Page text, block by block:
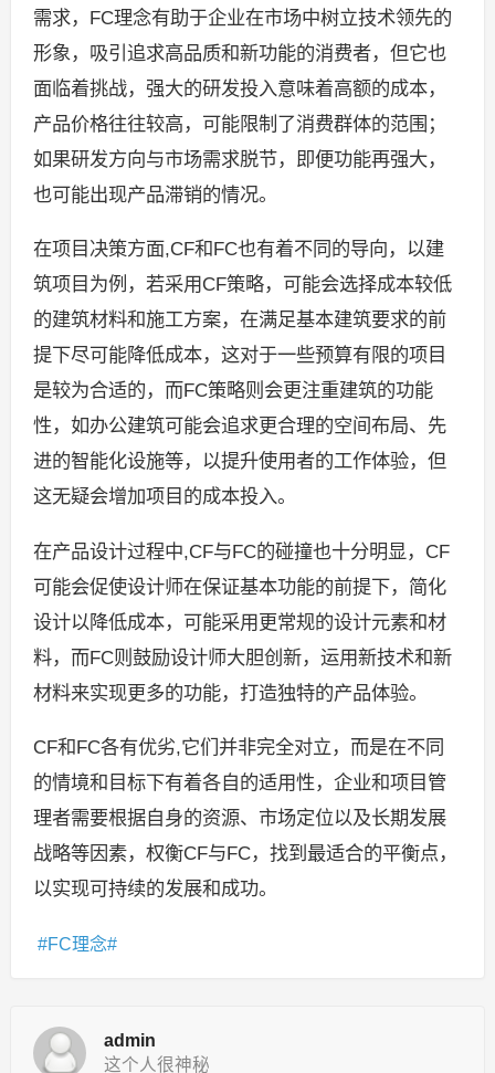
需求，FC理念有助于企业在市场中树立技术领先的
形象，吸引追求高品质和新功能的消费者，但它也
面临着挑战，强大的研发投入意味着高额的成本，
产品价格往往较高，可能限制了消费群体的范围；
如果研发方向与市场需求脱节，即便功能再强大，
也可能出现产品滞销的情况。
在项目决策方面,CF和FC也有着不同的导向，以建
筑项目为例，若采用CF策略，可能会选择成本较低
的建筑材料和施工方案，在满足基本建筑要求的前
提下尽可能降低成本，这对于一些预算有限的项目
是较为合适的，而FC策略则会更注重建筑的功能
性，如办公建筑可能会追求更合理的空间布局、先
进的智能化设施等，以提升使用者的工作体验，但
这无疑会增加项目的成本投入。
在产品设计过程中,CF与FC的碰撞也十分明显，CF
可能会促使设计师在保证基本功能的前提下，简化
设计以降低成本，可能采用更常规的设计元素和材
料，而FC则鼓励设计师大胆创新，运用新技术和新
材料来实现更多的功能，打造独特的产品体验。
CF和FC各有优劣,它们并非完全对立，而是在不同
的情境和目标下有着各自的适用性，企业和项目管
理者需要根据自身的资源、市场定位以及长期发展
战略等因素，权衡CF与FC，找到最适合的平衡点，
以实现可持续的发展和成功。
FC理念
admin
这个人很神秘